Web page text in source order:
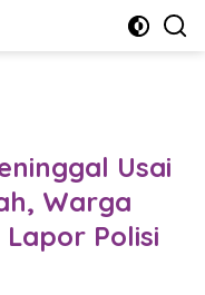
Usai
Warga
Polisi